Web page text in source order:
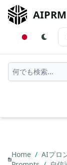
AIPRM
Home / AIプロ